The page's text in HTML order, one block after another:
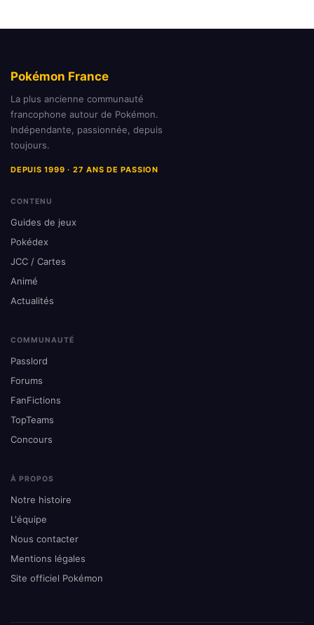
Pokémon France
La plus ancienne communauté
francophone autour de Pokémon.
Indépendante, passionnée, depuis
toujours.
DEPUIS 1999 · 27 ANS DE PASSION
CONTENU
Guides de jeux
Pokédex
JCC / Cartes
Animé
Actualités
COMMUNAUTÉ
Passlord
Forums
FanFictions
TopTeams
Concours
À PROPOS
Notre histoire
L'équipe
Nous contacter
Mentions légales
Site officiel Pokémon